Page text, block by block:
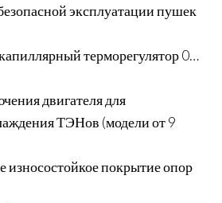
эксплуатации пушек
терморегулятор 0…
двигателя для
ТЭНов (модели от 9
износостойкое покрытие опор